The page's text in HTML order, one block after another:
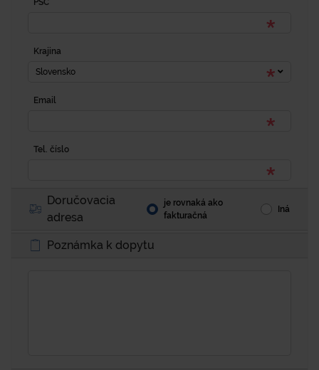
PSČ
Krajina
Slovensko
Email
Tel. číslo
Doručovacia
adresa
je rovnaká ako
fakturačná
Iná
Poznámka k dopytu